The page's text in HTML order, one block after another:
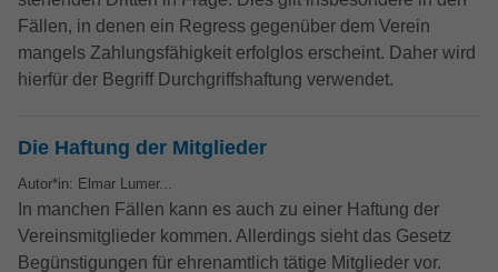
Fällen, in denen ein Regress gegenüber dem Verein
mangels Zahlungsfähigkeit erfolglos erscheint. Daher wird
hierfür der Begriff Durchgriffshaftung verwendet.
Die Haftung der Mitglieder
Autor*in: Elmar Lumer...
In manchen Fällen kann es auch zu einer Haftung der
Vereinsmitglieder kommen. Allerdings sieht das Gesetz
Begünstigungen für ehrenamtlich tätige Mitglieder vor.
Laufzeit 1 Tag
Zweck
Dieses Cookie wird von Google Analytics
Besucher eine Website nutzen, und hilft
bei der Erstellung eines Analyseberichts
darüber, wie es der Website geht. Die
erhobenen Daten umfassen die Anzahl
der Besucher, die Quelle, aus der sie